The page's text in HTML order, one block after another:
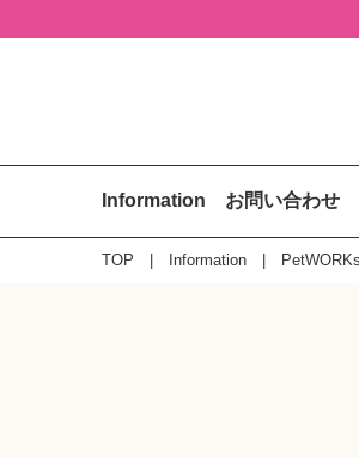
Information お問い合わせ
TOP Information